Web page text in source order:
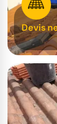
Devis